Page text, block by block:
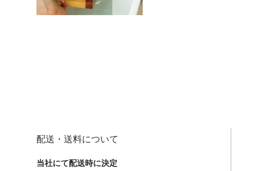
配送・送料について
当社にて配送時に決定